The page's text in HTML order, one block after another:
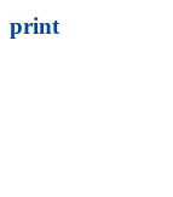
print